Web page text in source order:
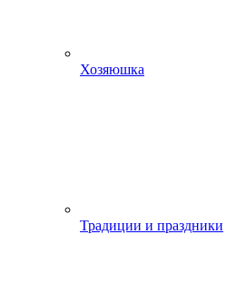
Хозяюшка
Традиции и праздники